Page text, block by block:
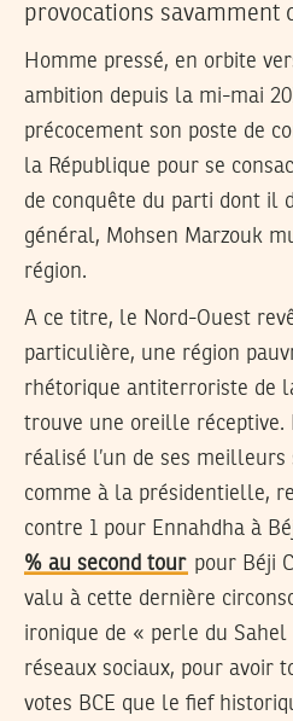
provocations savamment
Homme pressé, en orbite
ambition depuis la mi-mai
précocement son poste de
la République pour se
de conquête du parti dont il
général, Mohsen Marzouk
région.
A ce titre, le Nord-Ouest
particulière, une région
rhétorique antiterroriste de
trouve une oreille réceptive.
réalisé l’un de ses
comme à la présidentielle,
contre 1 pour Ennahdha à
% au second tour pour Béji
valu à cette dernière
ironique de « perle du
réseaux sociaux, pour avoir
votes BCE que le fief